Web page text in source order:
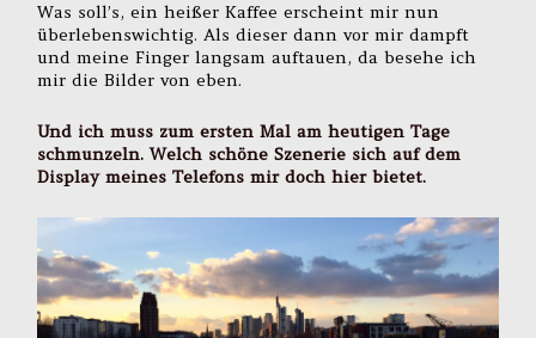
Was soll’s, ein heißer Kaffee erscheint mir nun
überlebenswichtig. Als dieser dann vor mir dampft
und meine Finger langsam auftauen, da besehe ich
mir die Bilder von eben.
Und ich muss zum ersten Mal am heutigen Tage
schmunzeln. Welch schöne Szenerie sich auf dem
Display meines Telefons mir doch hier bietet.